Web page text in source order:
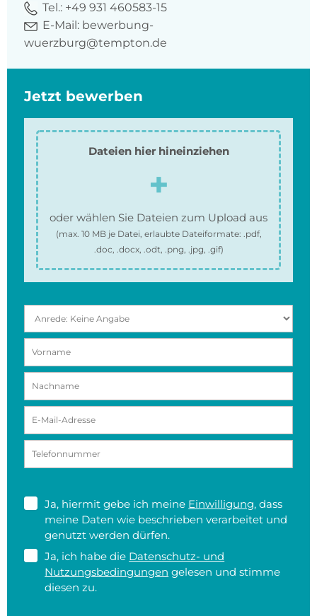
Tel.: +49 931 460583-15
E-Mail: bewerbung-
wuerzburg@tempton.de
Jetzt bewerben
Dateien hier hineinziehen
oder wählen Sie Dateien zum Upload aus
(max. 10 MBje Datei, erlaubte Dateiformate: .pdf,
.doc, .docx, .odt, .png, .jpg, .gif)
Ja, hiermit gebe ich meine Einwilligung, dass
meine Daten wie beschrieben verarbeitet und
genutzt werden dürfen.
Ja, ich habe die Datenschutz- und
Nutzungsbedingungen gelesen und stimme
diesen zu.